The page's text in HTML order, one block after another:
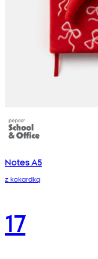
Notes A5
z kokardką
17